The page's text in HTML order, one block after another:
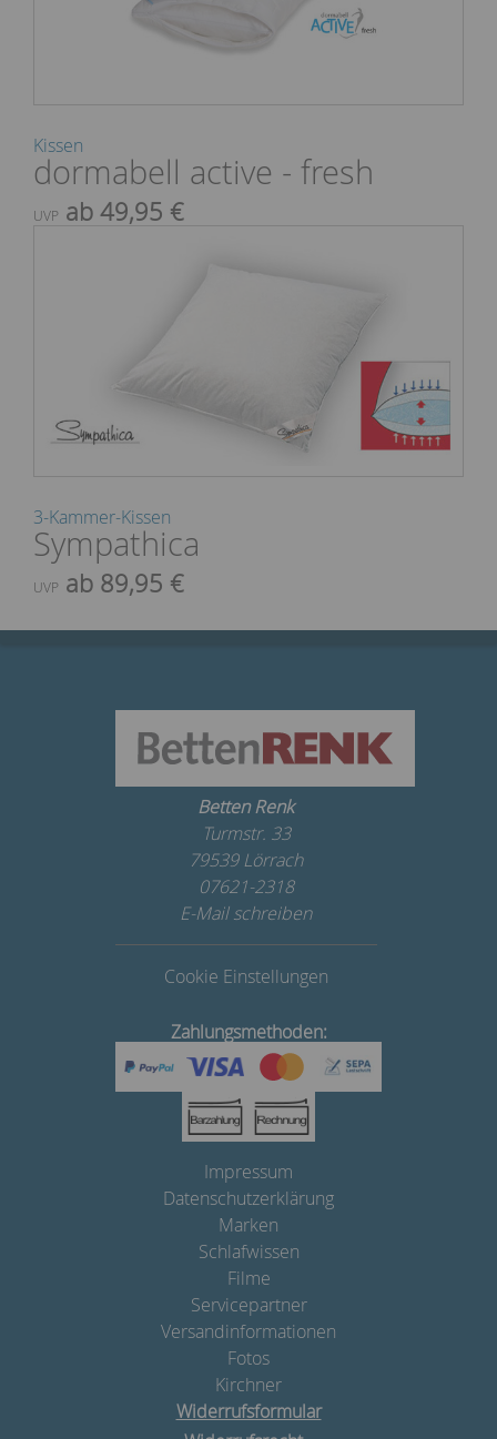
Kissen
dormabell active - fresh
UVP ab 49,95 €
3-Kammer-Kissen
Sympathica
UVP ab 89,95 €
Betten Renk
Turmstr. 33
79539 Lörrach
07621-2318
E-Mail schreiben
Cookie Einstellungen
Zahlungsmethoden:
Impressum
Datenschutzerklärung
Marken
Schlafwissen
Filme
Servicepartner
Versandinformationen
Fotos
Kirchner
Widerrufsformular